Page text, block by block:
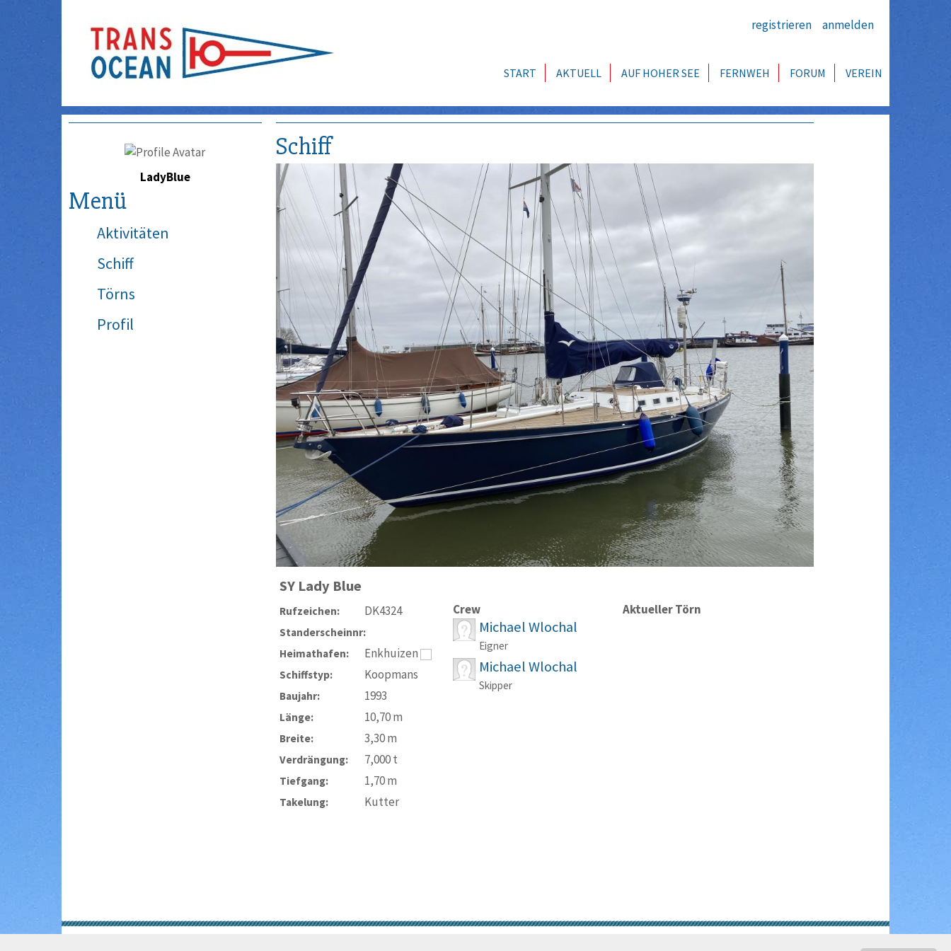
registrieren anmelden
START AKTUELL AUF HOHER SEE FERNWEH FORUM VEREIN
LadyBlue
Menü
Aktivitäten
Schiff
Törns
Profil
Schiff
SY Lady Blue
Rufzeichen: DK4324
Standerscheinnr:
Heimathafen:
Enkhuizen
Schiffstyp: Koopmans
Baujahr: 1993
Länge: 10,70m
Breite: 3,30m
Verdrängung: 7,000t
Tiefgang: 1,70m
Takelung: Kutter
Crew
Michael Wlochal
Eigner
Michael Wlochal
Skipper
Aktueller Törn